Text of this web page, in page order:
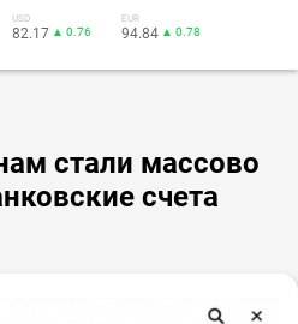
USD
82.17 ▲ 0.76
EUR
94.84 ▲ 0.78
стали массово
счета